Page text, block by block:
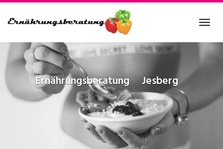
to
content
Ernährungsberatung Jesberg